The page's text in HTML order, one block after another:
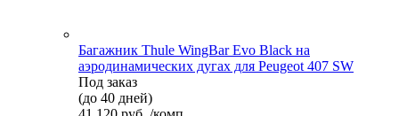
Багажник Thule WingBar Evo Black на
аэродинамических дугах для Peugeot 407 SW
Под заказ
(до 40 дней)